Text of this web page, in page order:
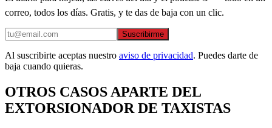
correo, todos los días. Gratis, y te das de baja con un clic.
Suscribirme
Al suscribirte aceptas nuestro aviso de privacidad. Puedes darte de
baja cuando quieras.
OTROS CASOS APARTE DEL
EXTORSIONADOR DE TAXISTAS